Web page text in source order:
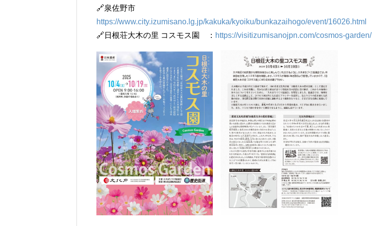
🔗泉佐野市
https://www.city.izumisano.lg.jp/kakuka/kyoiku/bunkazaihogo/event/16026.html
🔗日根荘大木の里 コスモス園 ： https://visitizumisanojpn.com/cosmos-garden/